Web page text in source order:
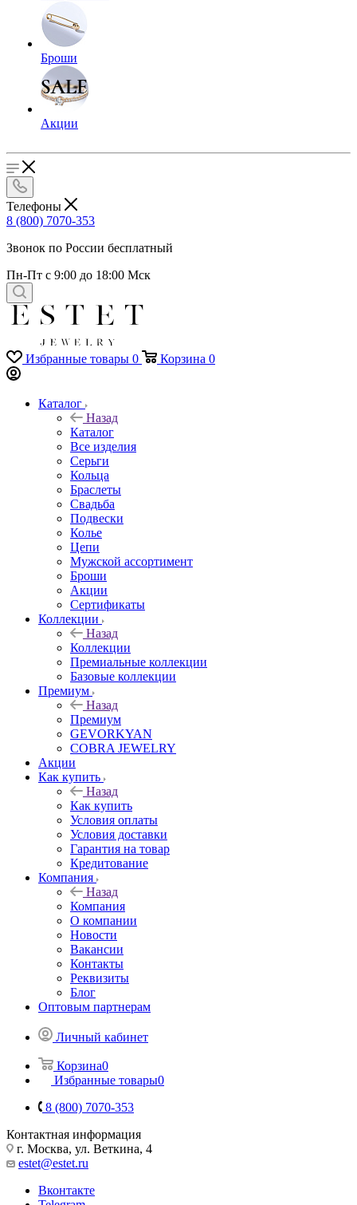
Броши
Акции
Телефоны
8 (800) 7070-353
Звонок по России бесплатный
Пн-Пт с 9:00 до 18:00 Мск
Избранные товары 0 Корзина 0
Каталог
Назад
Каталог
Все изделия
Серьги
Кольца
Браслеты
Свадьба
Подвески
Колье
Цепи
Мужской ассортимент
Броши
Акции
Сертификаты
Коллекции
Назад
Коллекции
Премиальные коллекции
Базовые коллекции
Премиум
Назад
Премиум
GEVORKYAN
COBRA JEWELRY
Акции
Как купить
Назад
Как купить
Условия оплаты
Условия доставки
Гарантия на товар
Кредитование
Компания
Назад
Компания
О компании
Новости
Вакансии
Контакты
Реквизиты
Блог
Оптовым партнерам
Личный кабинет
Корзина0
Избранные товары0
8 (800) 7070-353
Контактная информация
г. Москва, ул. Веткина, 4
estet@estet.ru
Вконтакте